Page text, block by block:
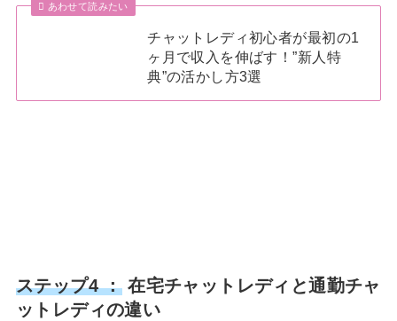
あわせて読みたい
チャットレディ初心者が最初の1
ヶ月で収入を伸ばす！”新人特
典”の活かし方3選
ステップ4 ：在宅チャットレディと通勤チャ
ットレディの違い